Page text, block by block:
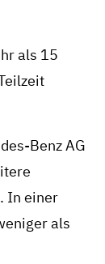
als 15
Benz AG
In einer
als